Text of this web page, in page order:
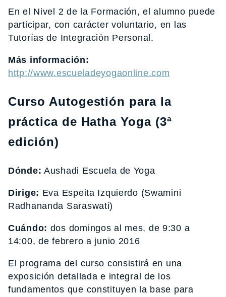
En el Nivel 2 de la Formación, el alumno puede
participar, con carácter voluntario, en las
Tutorías de Integración Personal.
Más información:
http://www.escueladeyogaonline.com
Curso Autogestión para la
práctica de Hatha Yoga (3ª
edición)
Dónde: Aushadi Escuela de Yoga
Dirige: Eva Espeita Izquierdo (Swamini
Radhananda Saraswati)
Cuándo: dos domingos al mes, de 9:30 a
14:00, de febrero a junio 2016
El programa del curso consistirá en una
exposición detallada e integral de los
fundamentos que constituyen la base para